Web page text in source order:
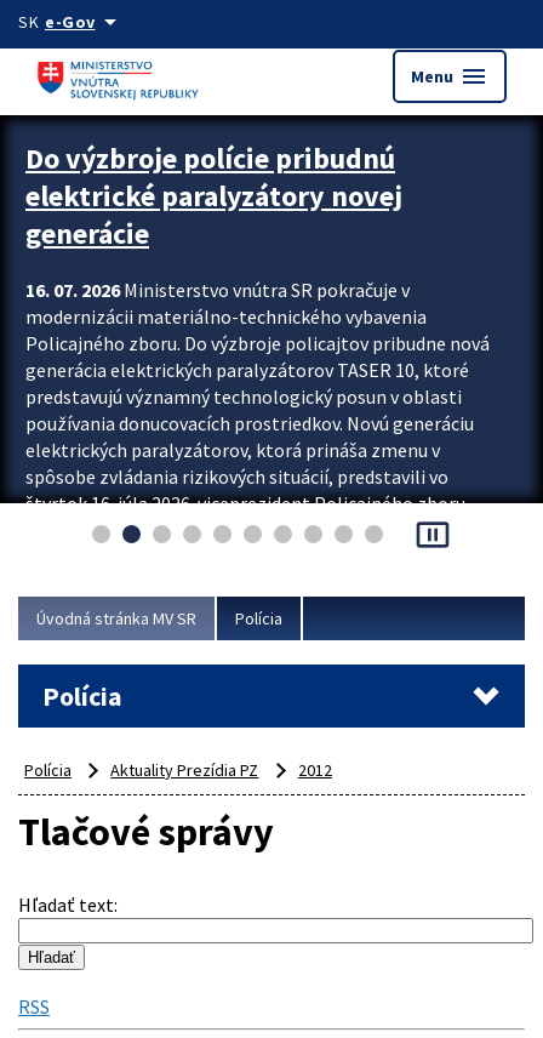
Preskocit na hlavný obsah
SK e-Govarrow_drop_down
Menu menu
Zastavit automatický posun upútavok
Do výzbroje polície pribudnú
elektrické paralyzátory novej
generácie
16. 07. 2026Ministerstvo vnútra SR pokračuje v
modernizácii materiálno-technického vybavenia
Policajného zboru. Do výzbroje policajtov pribudne nová
generácia elektrických paralyzátorov TASER 10, ktoré
predstavujú významný technologický posun v oblasti
používania donucovacích prostriedkov. Novú generáciu
elektrických paralyzátorov, ktorá prináša zmenu v
spôsobe zvládania rizikových situácií, predstavili vo
štvrtok 16. júla 2026 viceprezident Policajného zboru
Rastislav Polakovič a riaditeľ odboru výcviku...
pause_presentation
Úvodná stránka MV SR Polícia
Polícia
Polícia Aktuality Prezídia PZ 2012
Tlačové správy
Hľadať text:
RSS